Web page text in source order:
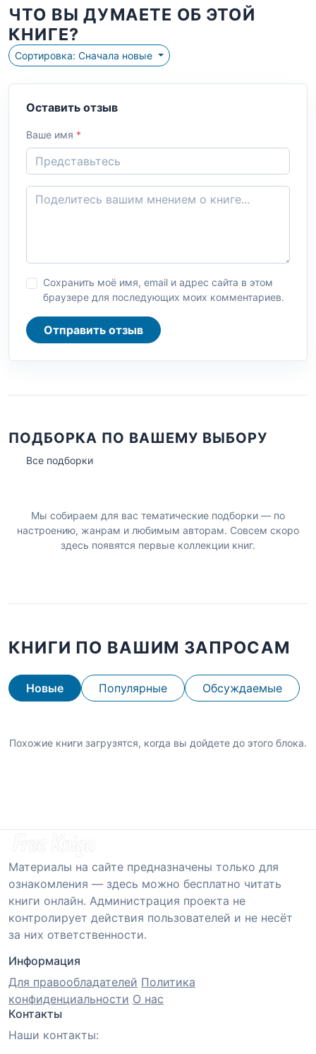
ЧТО ВЫ ДУМАЕТЕ ОБ ЭТОЙ
КНИГЕ?
Сортировка: Сначала новые
Оставить отзыв
Ваше имя *
Сохранить моё имя, email и адрес сайта в этом
браузере для последующих моих комментариев.
Отправить отзыв
ПОДБОРКА ПО ВАШЕМУ ВЫБОРУ
Все подборки
Мы собираем для вас тематические подборки — по
настроению, жанрам и любимым авторам. Совсем скоро
здесь появятся первые коллекции книг.
КНИГИ ПО ВАШИМ ЗАПРОСАМ
Новые Популярные Обсуждаемые
Похожие книги загрузятся, когда вы дойдете до этого блока.
Материалы на сайте предназначены только для
ознакомления — здесь можно бесплатно читать
книги онлайн. Администрация проекта не
контролирует действия пользователей и не несёт
за них ответственности.
Информация
Для правообладателей Политика
конфиденциальности О нас
Контакты
Наши контакты: